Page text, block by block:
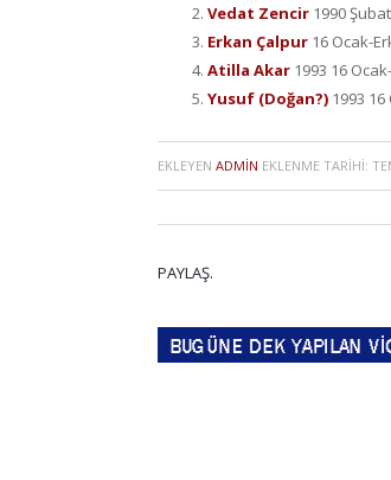
Vedat Zencir 1990
Erkan Çalpur 16 Ocak-
Atilla Akar 1993 16
Yusuf (Doğan?) 1993
EKLEYEN ADMIN EKLENME TARIHI:
PAYLAŞ.